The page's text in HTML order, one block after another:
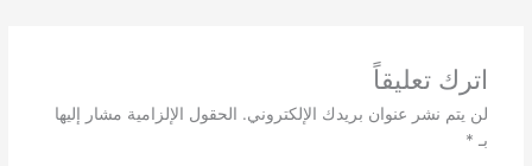
اترك تعليقاً
لن يتم نشر عنوان بريدك الإلكتروني. الحقول الإلزامية مشار إليها
بـ *